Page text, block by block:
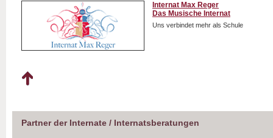
Internat Max Reger
Das Musische Internat
Uns verbindet mehr als Schule
Partner der Internate / Internatsberatungen